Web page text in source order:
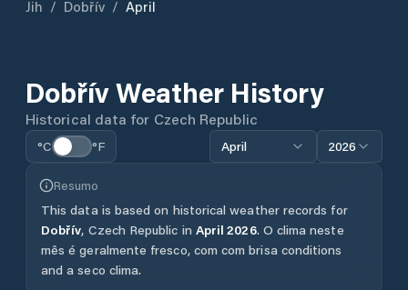
Jih / Dobřív / April
DobřívWeather History
Historical data for Czech Republic
°C °F April 2026
Resumo
This data is based on historical weather records for
Dobřív, Czech Republic in April 2026. O clima neste
mês é geralmente fresco, com com brisa conditions
and a seco clima.